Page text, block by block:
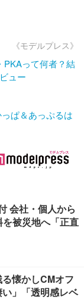
《モデルプレス》
PKAって何者？結
ュー
ぱ＆あっぷるは
会社・個人から
被災地へ「正直
懐かしCMオフ
」「透明感レベ